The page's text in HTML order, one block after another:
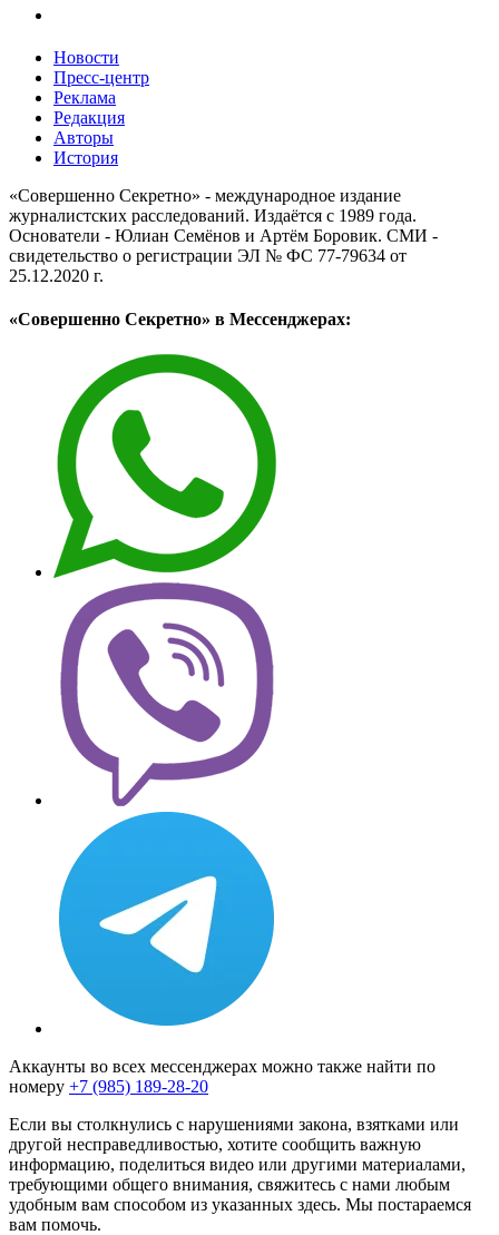
Новости
Пресс-центр
Реклама
Редакция
Авторы
История
«Совершенно Секретно» - международное издание
журналистских расследований. Издаётся с 1989 года.
Основатели - Юлиан Семёнов и Артём Боровик. CМИ -
свидетельство о регистрации ЭЛ № ФС 77-79634 от
25.12.2020 г.
«Совершенно Секретно» в Мессенджерах:
Аккаунты во всех мессенджерах можно также найти по
номеру +7 (985) 189-28-20
Если вы столкнулись с нарушениями закона, взятками или
другой несправедливостью, хотите сообщить важную
информацию, поделиться видео или другими материалами,
требующими общего внимания, свяжитесь с нами любым
удобным вам способом из указанных здесь. Мы постараемся
вам помочь.